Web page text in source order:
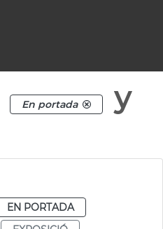
En portada
y
EN PORTADA